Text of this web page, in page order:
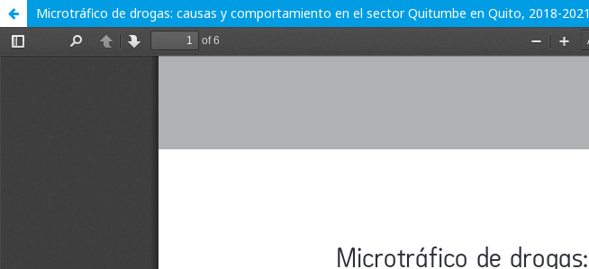
Microtráfico de drogas: causas y comportamiento en el sector Quitumbe en Quito, 2018-2021